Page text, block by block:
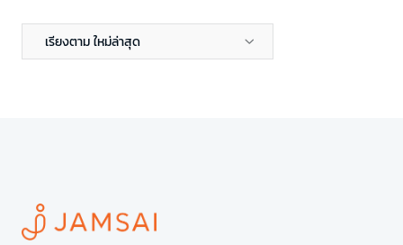
เรียงตาม ใหม่ล่าสุด